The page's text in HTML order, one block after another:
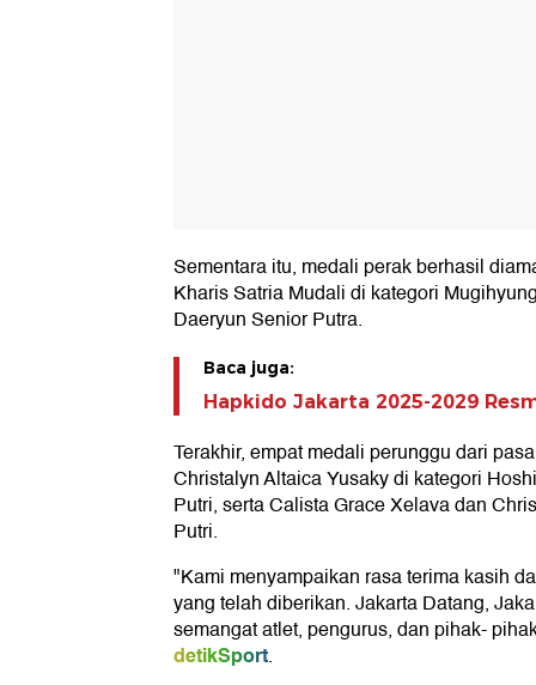
Sementara itu, medali perak berhasil
Kharis Satria Mudali di kategori
Daeryun Senior Putra.
Baca juga:
Hapkido Jakarta 2025-2029
Terakhir, empat medali perunggu dari
Christalyn Altaica Yusaky di kategori
Putri, serta Calista Grace Xelava dan
Putri.
"Kami menyampaikan rasa terima kasih
yang telah diberikan. Jakarta Datang,
semangat atlet, pengurus, dan pihak-
detikSport.